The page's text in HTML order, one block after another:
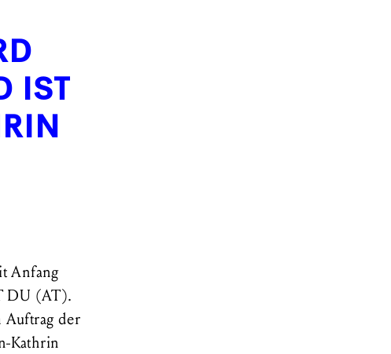
IST
Anfang
DU (AT).
der
Kathrin